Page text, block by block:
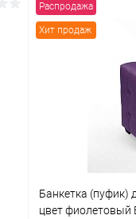
Распродажа
Хит продаж
Банкетка (пуфик)
цвет фиолетовый